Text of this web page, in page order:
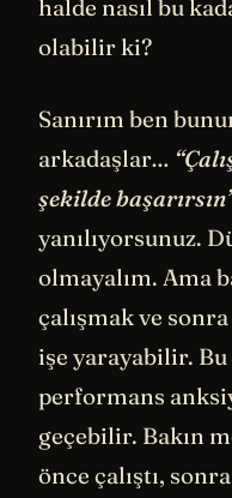
halde nasıl bu
olabilir ki?
Sanırım ben
arkadaşlar…
şekilde
yanılıyorsunuz.
olmayalım. Ama
çalışmak ve
işe yarayabilir.
performans
geçebilir. Bakın
önce çalıştı,